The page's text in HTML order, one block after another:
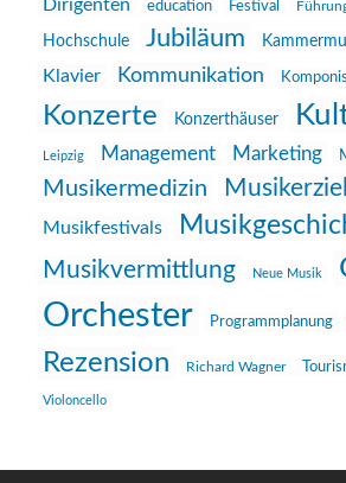
Dirigenten education Festival
Hochschule Jubiläum
Klavier
Kommunikation
Konzerte Konzerthäuser
Leipzig Management Marketing
Musikermedizin
Musikfestivals
Musikvermittlung Neue Musik
Orchester Programmplanung
Rezension Richard Wagner
Violoncello